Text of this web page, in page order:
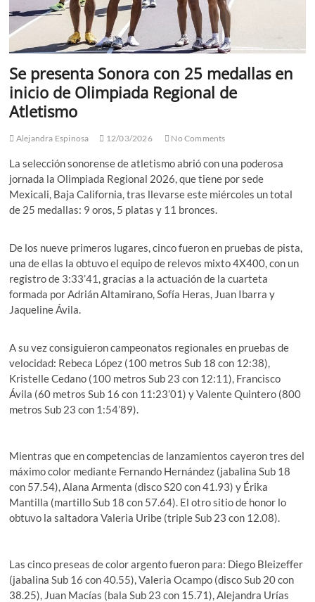
Se presenta Sonora con 25 medallas en
inicio de Olimpiada Regional de
Atletismo
Alejandra Espinosa 12/03/2026 No Comments
La selección sonorense de atletismo abrió con una poderosa
jornada la Olimpiada Regional 2026, que tiene por sede
Mexicali, Baja California, tras llevarse este miércoles un total
de 25 medallas: 9 oros, 5 platas y 11 bronces.
De los nueve primeros lugares, cinco fueron en pruebas de pista,
una de ellas la obtuvo el equipo de relevos mixto 4X400, con un
registro de 3:33’41, gracias a la actuación de la cuarteta
formada por Adrián Altamirano, Sofía Heras, Juan Ibarra y
Jaqueline Ávila.
A su vez consiguieron campeonatos regionales en pruebas de
velocidad: Rebeca López (100 metros Sub 18 con 12:38),
Kristelle Cedano (100 metros Sub 23 con 12:11), Francisco
Ávila (60 metros Sub 16 con 11:23’01) y Valente Quintero (800
metros Sub 23 con 1:54’89).
Mientras que en competencias de lanzamientos cayeron tres del
máximo color mediante Fernando Hernández (jabalina Sub 18
con 57.54), Alana Armenta (disco S20 con 41.93) y Érika
Mantilla (martillo Sub 18 con 57.64). El otro sitio de honor lo
obtuvo la saltadora Valeria Uribe (triple Sub 23 con 12.08).
Las cinco preseas de color argento fueron para: Diego Bleizeffer
(jabalina Sub 16 con 40.55), Valeria Ocampo (disco Sub 20 con
38.25), Juan Macías (bala Sub 23 con 15.71), Alejandra Urías